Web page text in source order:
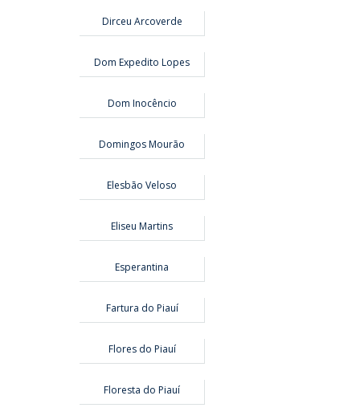
Dirceu Arcoverde
Dom Expedito Lopes
Dom Inocêncio
Domingos Mourão
Elesbão Veloso
Eliseu Martins
Esperantina
Fartura do Piauí
Flores do Piauí
Floresta do Piauí